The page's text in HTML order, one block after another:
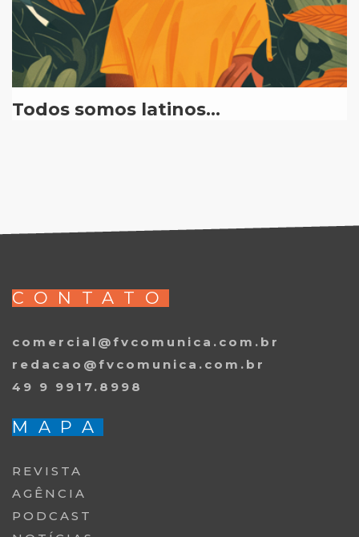
Todos somos latinos…
CONTATO
comercial@fvcomunica.com.br
redacao@fvcomunica.com.br
49 9 9917.8998
MAPA
REVISTA
AGÊNCIA
PODCAST